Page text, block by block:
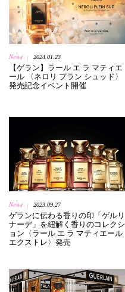
News 2024.01.23
【ゲラン】ラール エ ラ マティエ
ール 〈ネロリ プラン シュッド〉
発売記念イベント開催
News | 2023.09.27
ゲランに伝わる香りの印「ゲルリ
ナーデ」を紐解く香りのコレクシ
ョン〈ラール エ ラ マティエール
エクストレ〉発売